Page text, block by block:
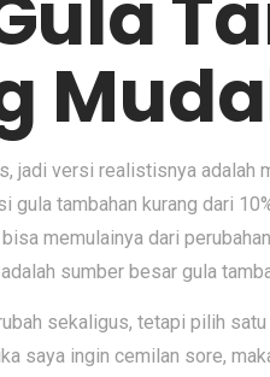
jadi versi realistisnya adalah
tambahan kurang dari
memulainya dari
sumber besar gula
sekaligus, tetapi pilih
saya ingin cemilan sore,